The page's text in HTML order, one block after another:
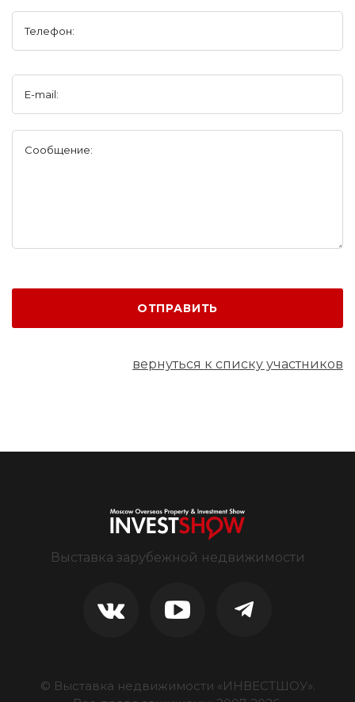
Телефон:
E-mail:
Сообщение:
ОТПРАВИТЬ
вернуться к списку участников
Выставка зарубежной недвижимости
© Выставка недвижимости «ИНВЕСТШОУ».